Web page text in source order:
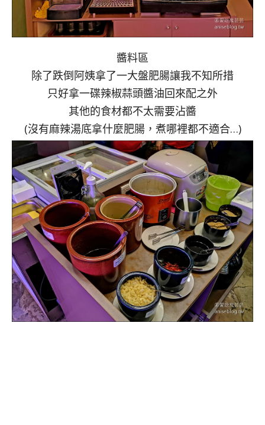
醬料區
除了跌倒阿姨拿了一大盤肥腸讓我不知所措
只好拿一碟辣椒蒜頭醬油回來配之外
其他的食材都不太需要沾醬
(沒有麻辣湯底拿什麼肥腸，煮哪裡都不適合…)